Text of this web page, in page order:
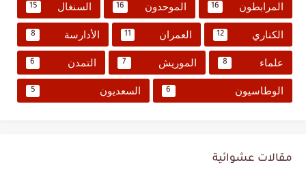
المرابطون 16 الموحدون 16 السنغال 15
الكناري 12 العمران 11 الأدارسة 8
علماء 8 الموريش 7 التمدن 6
الوطاسيون 6 السعديون 5
مقالات عشوائية